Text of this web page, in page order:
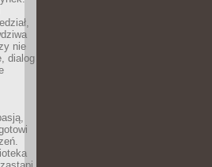
nie
dialog